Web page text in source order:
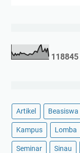
118845
Artikel Beasiswa
Kampus Lomba
Seminar Sinau